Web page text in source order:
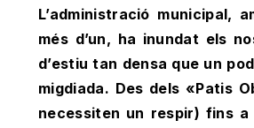
L’administració municipal,
més d’un, ha inundat els
d’estiu tan densa que un
migdiada. Des dels «Patis
necessiten un respir) fins